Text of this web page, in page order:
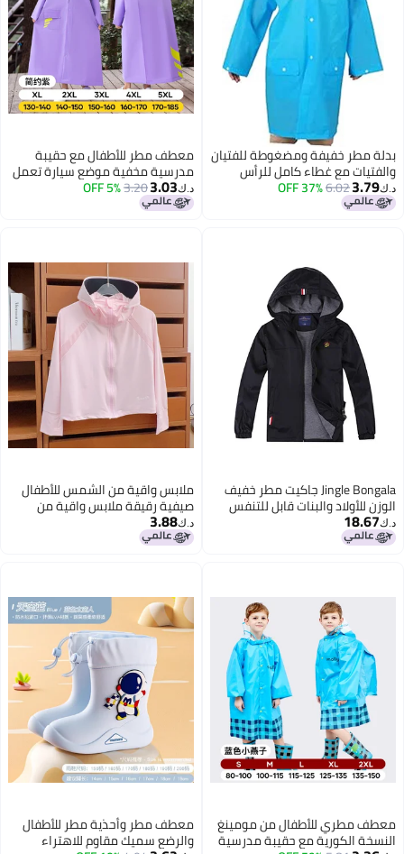
بدلة مطر خفيفة ومضغوطة للفتيان
والفتيات مع غطاء كامل للرأس
د.ك‏3.79
6.02
37% OFF
معطف مطر للأطفال مع حقيبة
مدرسية مخفية موضع سيارة تعمل
بالبطارية ملابس مقاومة للمطر
سميكة مقاومة للماء طويلة
د.ك‏3.03
3.20
5% OFF
Jingle Bongala جاكيت مطر خفيف
الوزن للأولاد والبنات قابل للتنفس
ومقاوم للماء مع غطاء رأس - أسود
- 120
د.ك‏18.67
ملابس واقية من الشمس للأطفال
صيفية رقيقة ملابس واقية من
الشمس للفتيات والفتيان من حرير
الثلج قابل للتنفس حماية من الأشعة
د.ك‏3.88
معطف مطري للأطفال من مومينغ
النسخة الكورية مع حقيبة مدرسية
معطف مطر وأحذية مطر للأطفال
والرضع سميك مقاوم للاهتراء